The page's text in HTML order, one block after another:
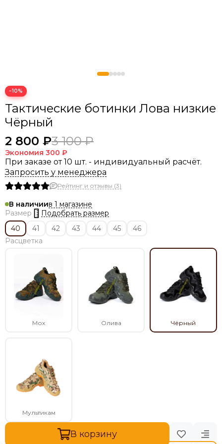
−10%
Тактические ботинки Лова низкие
Чёрный
2 800 ₽3 100 ₽
Экономия 300 ₽
При заказе от 10 шт. - индивидуальный расчёт.
Запросить у менеджера
Рейтинг и отзывы (3)
В наличиив 1 магазине
Размер
Подобрать размер
40
41 42 43 44 45
46
Расцветка
Мох Олива Чёрный
Мультикам
В корзину